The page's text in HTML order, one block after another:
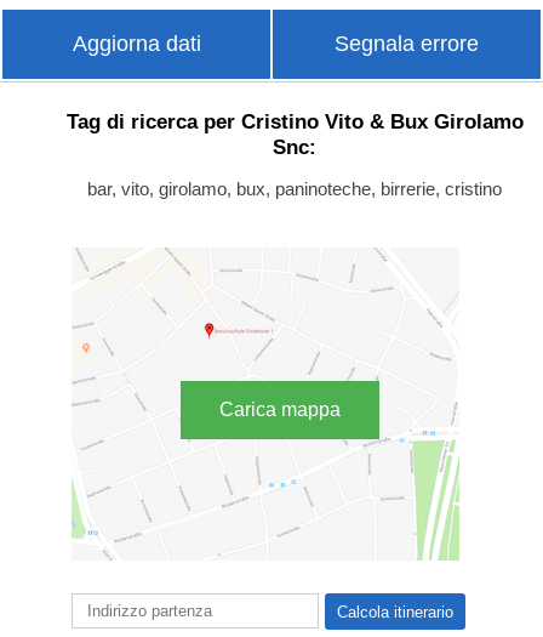
Aggiorna dati Segnala errore
Tag di ricerca per Cristino Vito & Bux Girolamo
Snc:
bar, vito, girolamo, bux, paninoteche, birrerie, cristino
Carica mappa